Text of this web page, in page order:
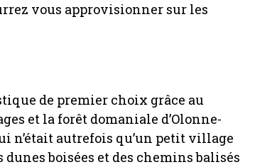
vous approvisionner sur les
de premier choix grâce au
et la forêt domaniale d’Olonne-
n’était autrefois qu’un petit village
dunes boisées et des chemins balisés